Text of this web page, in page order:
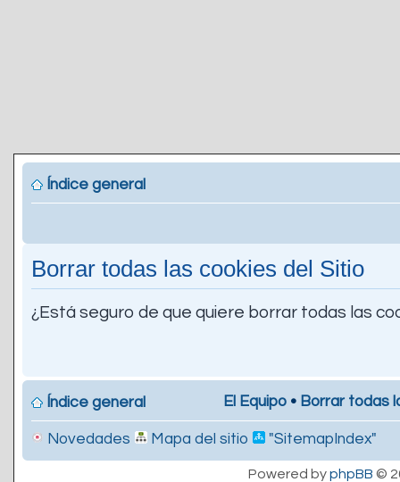
Índice general
Borrar todas las cookies del Sitio
¿Está seguro de que quiere borrar todas las
Índice general El Equipo • Borrar todas
Novedades Mapa del sitio "SitemapIndex"
Powered byphpBB ©